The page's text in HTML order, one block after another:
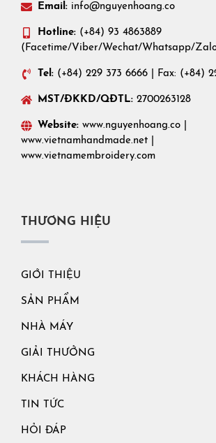
Email: info@nguyenhoang.co
Hotline: (+84) 93 4863889
(Facetime/Viber/Wechat/Whatsapp/
Tel: (+84) 229 373 6666 | Fax: (+84)
MST/ĐKKD/QĐTL: 2700263128
Website: www.nguyenhoang.co
www.vietnamhandmade.net
www.vietnamembroidery.com
THƯƠNG HIỆU
GIỚI THIỆU
SẢN PHẨM
NHÀ MÁY
GIẢI THƯỞNG
KHÁCH HÀNG
TIN TỨC
HỎI ĐÁP